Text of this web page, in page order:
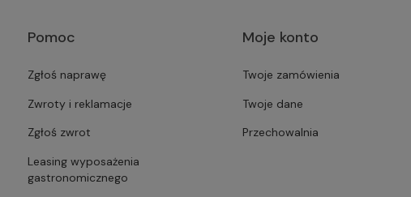
Pomoc
Zgłoś naprawę
Zwroty i reklamacje
Zgłoś zwrot
Leasing wyposażenia
gastronomicznego
Moje konto
Twoje zamówienia
Twoje dane
Przechowalnia